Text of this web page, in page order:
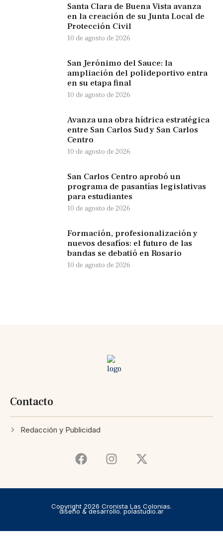
Santa Clara de Buena Vista avanza
en la creación de su Junta Local de
Protección Civil
10 de agosto de 2026
San Jerónimo del Sauce: la
ampliación del polideportivo entra
en su etapa final
10 de agosto de 2026
Avanza una obra hídrica estratégica
entre San Carlos Sud y San Carlos
Centro
10 de agosto de 2026
San Carlos Centro aprobó un
programa de pasantías legislativas
para estudiantes
10 de agosto de 2026
Formación, profesionalización y
nuevos desafíos: el futuro de las
bandas se debatió en Rosario
10 de agosto de 2026
Contacto
Redacción y Publicidad
Copyright 2026 Cronista Las Colonias.
diseño & desarrollo. polastudio.ar